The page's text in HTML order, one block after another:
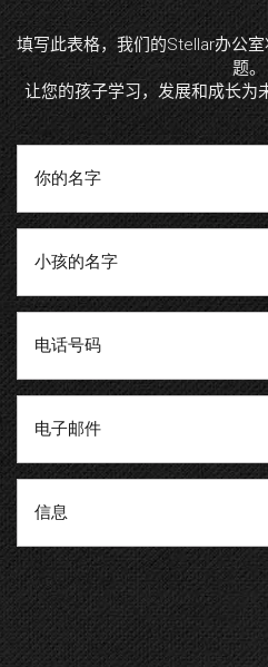
填写此表格，我们的Stellar办公
题。
让您的孩子学习，发展和成长为
A